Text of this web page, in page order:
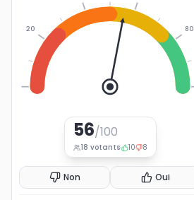
20 80
56/100
18 votants 10 8
Non Oui